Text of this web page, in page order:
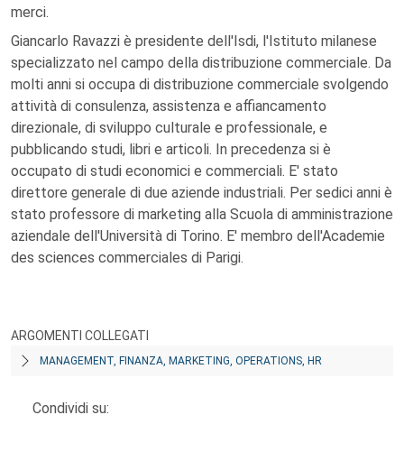
merci.
Giancarlo Ravazzi è presidente dell'Isdi, l'Istituto milanese
specializzato nel campo della distribuzione commerciale. Da
molti anni si occupa di distribuzione commerciale svolgendo
attività di consulenza, assistenza e affiancamento
direzionale, di sviluppo culturale e professionale, e
pubblicando studi, libri e articoli. In precedenza si è
occupato di studi economici e commerciali. E' stato
direttore generale di due aziende industriali. Per sedici anni è
stato professore di marketing alla Scuola di amministrazione
aziendale dell'Università di Torino. E' membro dell'Academie
des sciences commerciales di Parigi.
ARGOMENTI COLLEGATI
MANAGEMENT, FINANZA, MARKETING, OPERATIONS, HR
Condividi su: